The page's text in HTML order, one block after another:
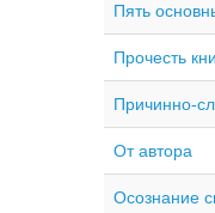
Пять
Прочесть
Причинно-
От автора
Осознание